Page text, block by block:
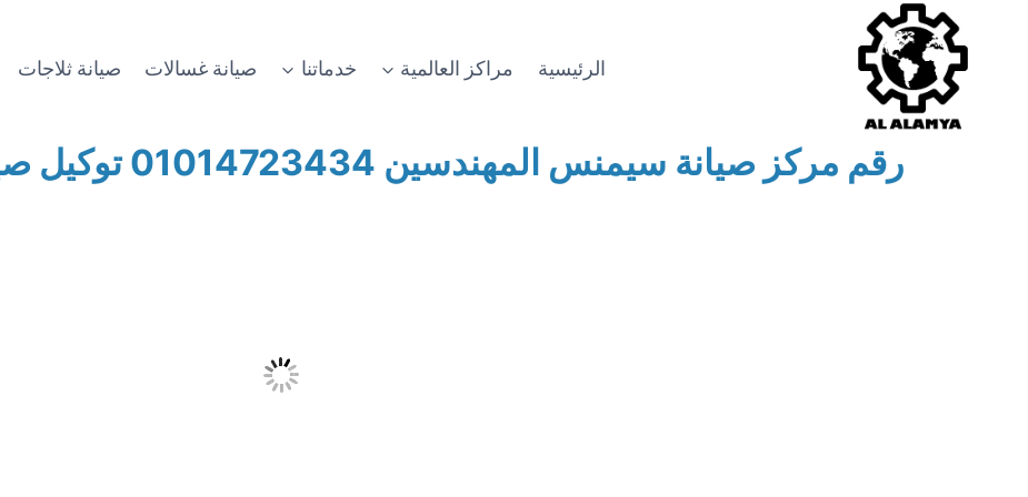
الرئيسية مراكز العالمية خدماتنا صيانة غسالات صيانة ثلاجات
رقم مركز صيانة سيمنس المهندسين